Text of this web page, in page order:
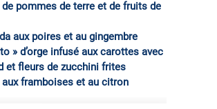
de pommes de terre et de fruits de
aux poires et au gingembre
» d’orge infusé aux carottes avec
et fleurs de zucchini frites
aux framboises et au citron